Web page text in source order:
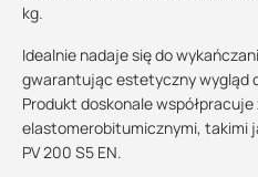
kg.
Idealnie nadaje się do
gwarantując estetyczny wygląd
Produkt doskonale
elastomerobitumicznymi, takimi
PV 200 S5 EN.